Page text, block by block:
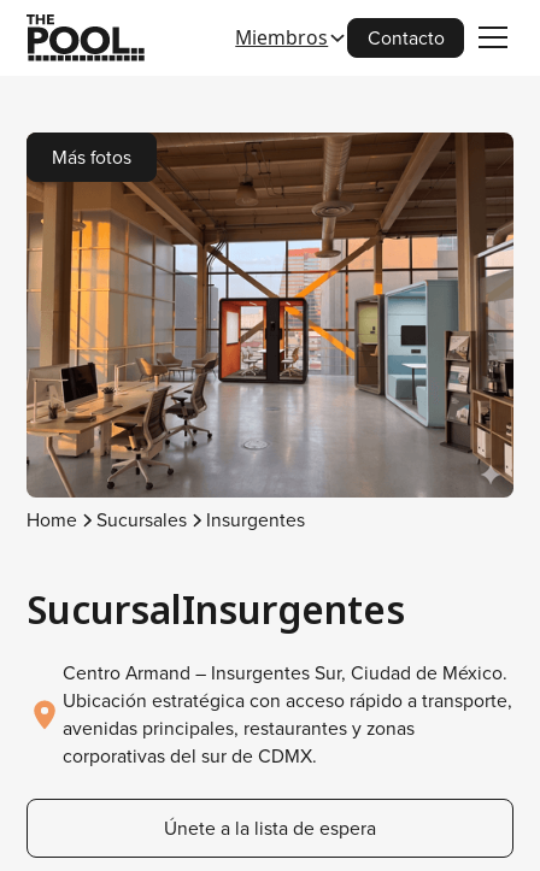
Miembros Contacto
Home Sucursales Insurgentes
Más fotos
SucursalInsurgentes
Centro Armand – Insurgentes Sur, Ciudad de México.
Ubicación estratégica con acceso rápido a transporte,
avenidas principales, restaurantes y zonas
corporativas del sur de CDMX.
Únete a la lista de espera